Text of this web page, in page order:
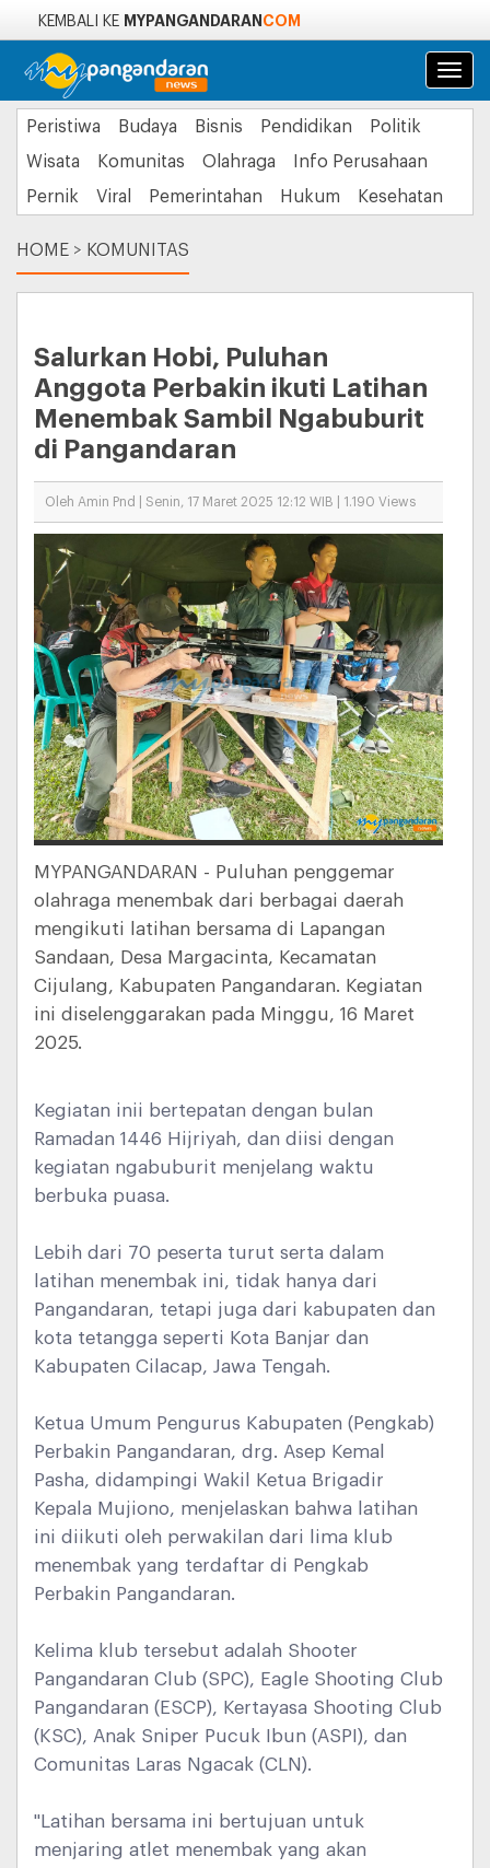
KEMBALI KE MYPANGANDARAN COM
Peristiwa Budaya Bisnis Pendidikan
Politik
Wisata
Komunitas Olahraga
Info Perusahaan
Pernik
Viral Pemerintahan Hukum Kesehatan
HOME > KOMUNITAS
Salurkan Hobi, Puluhan
Anggota Perbakin ikuti Latihan
Menembak Sambil Ngabuburit
di Pangandaran
Oleh Amin Pnd | Senin, 17 Maret 2025 12:12 WIB | 1.190 Views
MYPANGANDARAN - Puluhan penggemar
olahraga menembak dari berbagai daerah
mengikuti latihan bersama di Lapangan
Sandaan, Desa Margacinta, Kecamatan
Cijulang, Kabupaten Pangandaran. Kegiatan
ini diselenggarakan pada Minggu, 16 Maret
2025.
Kegiatan inii bertepatan dengan bulan
Ramadan 1446 Hijriyah, dan diisi dengan
kegiatan ngabuburit menjelang waktu
berbuka puasa.
Lebih dari 70 peserta turut serta dalam
latihan menembak ini, tidak hanya dari
Pangandaran, tetapi juga dari kabupaten dan
kota tetangga seperti Kota Banjar dan
Kabupaten Cilacap, Jawa Tengah.
Ketua Umum Pengurus Kabupaten (Pengkab)
Perbakin Pangandaran, drg. Asep Kemal
Pasha, didampingi Wakil Ketua Brigadir
Kepala Mujiono, menjelaskan bahwa latihan
ini diikuti oleh perwakilan dari lima klub
menembak yang terdaftar di Pengkab
Perbakin Pangandaran.
Kelima klub tersebut adalah Shooter
Pangandaran Club (SPC), Eagle Shooting Club
Pangandaran (ESCP), Kertayasa Shooting Club
(KSC), Anak Sniper Pucuk Ibun (ASPI), dan
Comunitas Laras Ngacak (CLN).
"Latihan bersama ini bertujuan untuk
menjaring atlet menembak yang akan